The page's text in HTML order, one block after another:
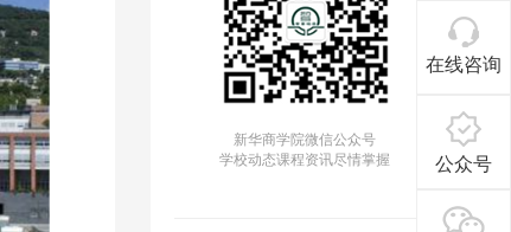
新华商学院微信公众号
学校动态课程资讯尽情掌握
在线咨询
公众号